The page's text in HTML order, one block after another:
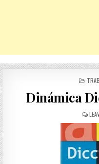
Dinámica